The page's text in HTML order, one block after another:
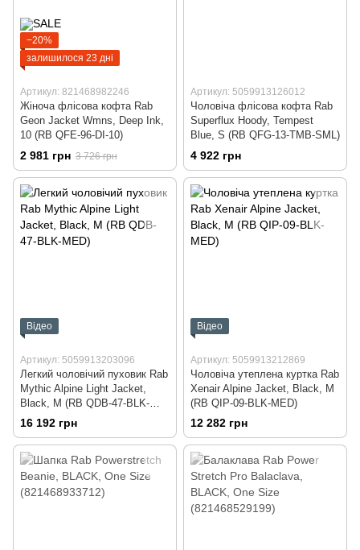
−20%
залишилося 23 дні
Артикул: 821468982246
Жіноча флісова кофта Rab
Geon Jacket Wmns, Deep Ink,
10 (RB QFE-96-DI-10)
2 981 грн 3 726 грн
Артикул: 5059913126012
Чоловіча флісова кофта Rab
Superflux Hoody, Tempest
Blue, S (RB QFG-13-TMB-SML)
4 922 грн
Відео
Артикул: 5059913203096
Легкий чоловічий пуховик Rab
Mythic Alpine Light Jacket,
Black, M (RB QDB-47-BLK-
MED)
16 192 грн
Відео
Артикул: 5059913212869
Чоловіча утеплена куртка Rab
Xenair Alpine Jacket, Black, M
(RB QIP-09-BLK-MED)
12 282 грн